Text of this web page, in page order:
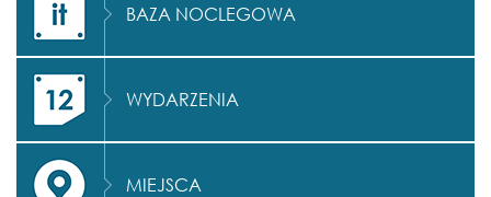
BAZA NOCLEGOWA
WYDARZENIA
MIEJSCA